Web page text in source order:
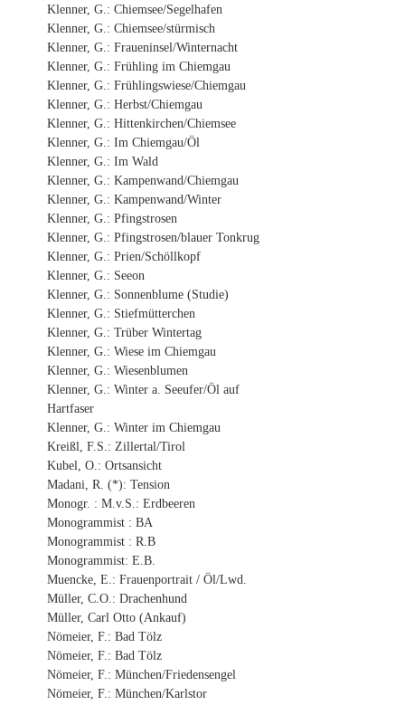
Klenner, G.: Chiemsee/Segelhafen
Klenner, G.: Chiemsee/stürmisch
Klenner, G.: Fraueninsel/Winternacht
Klenner, G.: Frühling im Chiemgau
Klenner, G.: Frühlingswiese/Chiemgau
Klenner, G.: Herbst/Chiemgau
Klenner, G.: Hittenkirchen/Chiemsee
Klenner, G.: Im Chiemgau/Öl
Klenner, G.: Im Wald
Klenner, G.: Kampenwand/Chiemgau
Klenner, G.: Kampenwand/Winter
Klenner, G.: Pfingstrosen
Klenner, G.: Pfingstrosen/blauer Tonkrug
Klenner, G.: Prien/Schöllkopf
Klenner, G.: Seeon
Klenner, G.: Sonnenblume (Studie)
Klenner, G.: Stiefmütterchen
Klenner, G.: Trüber Wintertag
Klenner, G.: Wiese im Chiemgau
Klenner, G.: Wiesenblumen
Klenner, G.: Winter a. Seeufer/Öl auf
Hartfaser
Klenner, G.: Winter im Chiemgau
Kreißl, F.S.: Zillertal/Tirol
Kubel, O.: Ortsansicht
Madani, R. (*): Tension
Monogr. : M.v.S.: Erdbeeren
Monogrammist : BA
Monogrammist : R.B
Monogrammist: E.B.
Muencke, E.: Frauenportrait / Öl/Lwd.
Müller, C.O.: Drachenhund
Müller, Carl Otto (Ankauf)
Nömeier, F.: Bad Tölz
Nömeier, F.: Bad Tölz
Nömeier, F.: München/Friedensengel
Nömeier, F.: München/Karlstor